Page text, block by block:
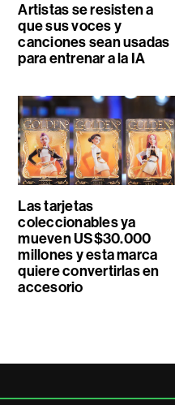
Artistas se resisten a
que sus voces y
canciones sean usadas
para entrenar a la IA
Las tarjetas
coleccionables ya
mueven US$30.000
millones y esta marca
quiere convertirlas en
accesorio